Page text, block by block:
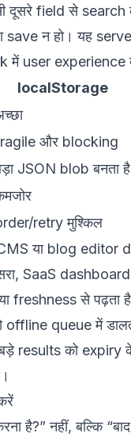
field से search
save न हो। यह
user experience
localStorage
और blocking
JSON blob बनता है
retry मुश्किल
या blog editor
SaaS
freshness से पढ़ता
queue में
results को expiry
है?” नहीं, बल्कि “बाद